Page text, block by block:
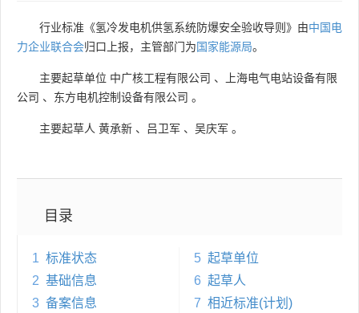
国外标准 技术委员会
行业标准《氢冷发电机供氢系统防爆安全验收导则》由中国电
力企业联合会归口上报，主管部门为国家能源局。
主要起草单位 中广核工程有限公司 、
上海电气电站设备有限
公司 、 东方电机控制设备有限公司 。
主要起草人 黄承新 、 吕卫军 、 吴庆军 。
目录
1 标准状态
2 基础信息
3 备案信息
5 起草单位
6 起草人
7 相近标准(计划)